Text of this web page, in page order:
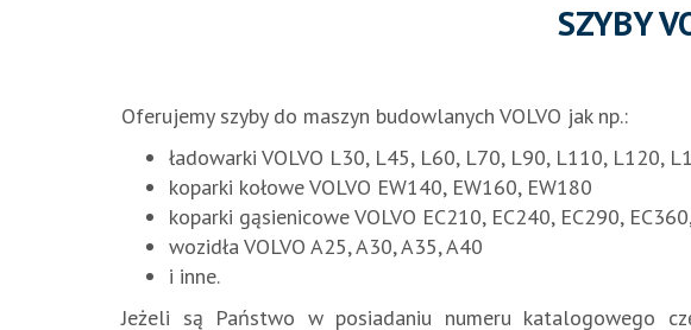
SZYBY
Oferujemy szyby do maszyn budowlanych VOLVO jak np.:
ładowarki VOLVO L30, L45, L60, L70, L90, L110, L120,
koparki kołowe VOLVO EW140, EW160, EW180
koparki gąsienicowe VOLVO EC210, EC240, EC290,
wozidła VOLVO A25, A30, A35, A40
i inne.
Jeżeli są Państwo w posiadaniu numeru katalogowego